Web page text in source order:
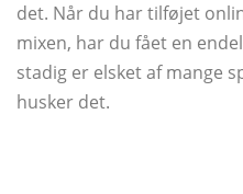
det. Når du har tilføjet
mixen, har du fået en
stadig er elsket af mange
husker det.